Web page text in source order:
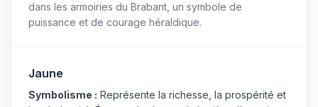
dans les armoiries du Brabant, un symbole de
puissance et de courage héraldique.
Jaune
Symbolisme : Représente la richesse, la prospérité et